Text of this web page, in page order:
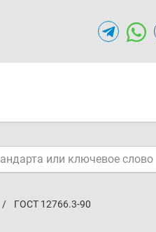
ГОСТ 12766.3-90